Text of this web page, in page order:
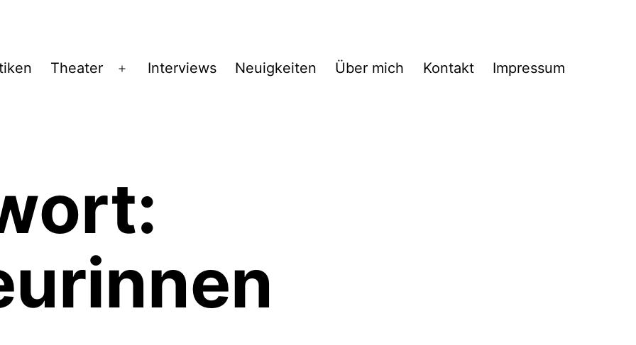
Theater
Menü
Interviews Neuigkeiten Über mich Kontakt Impressum